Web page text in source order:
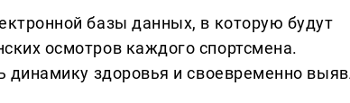
базы данных, в которую будут
осмотров каждого спортсмена.
динамику здоровья и своевременно